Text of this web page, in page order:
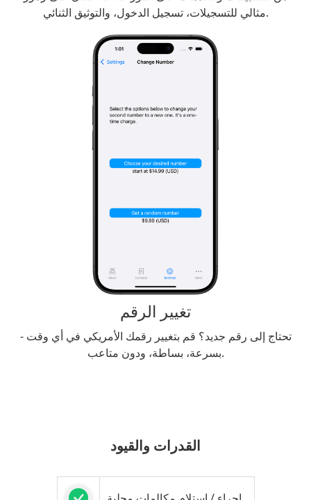
مثالي للتسجيلات، تسجيل الدخول، والتوثيق الثنائي.
تغيير الرقم
تحتاج إلى رقم جديد؟ قم بتغيير رقمك الأمريكي في أي وقت -
بسرعة، بساطة، ودون متاعب.
القدرات والقيود